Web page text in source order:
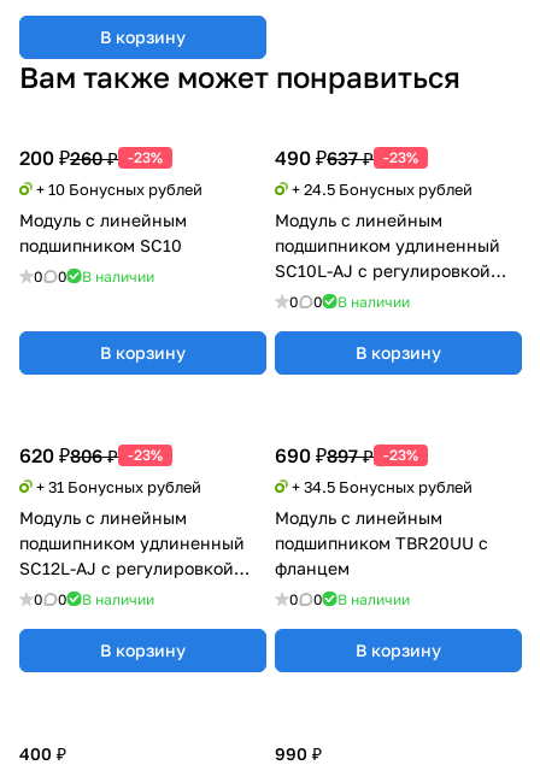
В корзину
Вам также может понравиться
200 ₽260 ₽ -23%
+ 10 Бонусных рублей
Модуль с линейным
подшипником SC10
0 0 В наличии
В корзину
490 ₽637 ₽ -23%
+ 24.5 Бонусных рублей
Модуль с линейным
подшипником удлиненный
SC10L-AJ с регулировкой
натяга
0 0 В наличии
В корзину
690 ₽897 ₽ -23%
+ 34.5 Бонусных рублей
Модуль с линейным
подшипником TBR20UU с
фланцем
0 0 В наличии
В корзину
400 ₽ 990 ₽
620 ₽806 ₽ -23%
+ 31 Бонусных рублей
Модуль с линейным
подшипником удлиненный
SC12L-AJ с регулировкой
натяга
0 0 В наличии
В корзину